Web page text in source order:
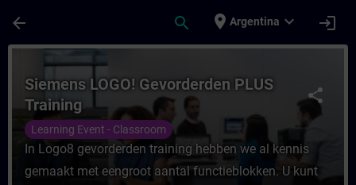
arrow_back search place Argentina expand_more login
Course - Siemens LOGO! Gevorderden
share
Siemens LOGO! Gevorderden PLUS
Training
Learning Event - Classroom
In Logo8 gevorderden training hebben we al kennis
gemaakt met eengroot aantal functieblokken. U kunt